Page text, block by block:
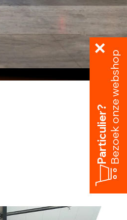
Particulier?Bezoek onze webshop